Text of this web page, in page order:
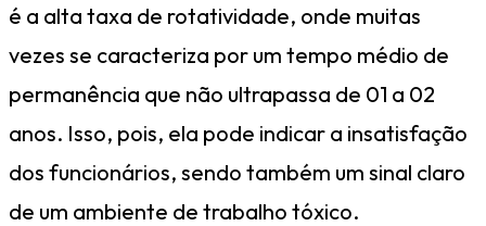
é a alta taxa de rotatividade, onde muitas
vezes se caracteriza por um tempo médio de
permanência que não ultrapassa de 01 a 02
anos. Isso, pois, ela pode indicar a insatisfação
dos funcionários, sendo também um sinal claro
de um ambiente de trabalho tóxico.